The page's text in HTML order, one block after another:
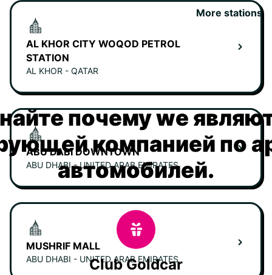
AL KHOR CITY WOQOD PETROL
STATION
AL KHOR - QATAR
ABU DABI DOWNTOWN
ABU DHABI - UNITED ARAB EMIRATES
MUSHRIF MALL
ABU DHABI - UNITED ARAB EMIRATES
More stations
почему we
компанией по
автомобилей.
Club Goldcar